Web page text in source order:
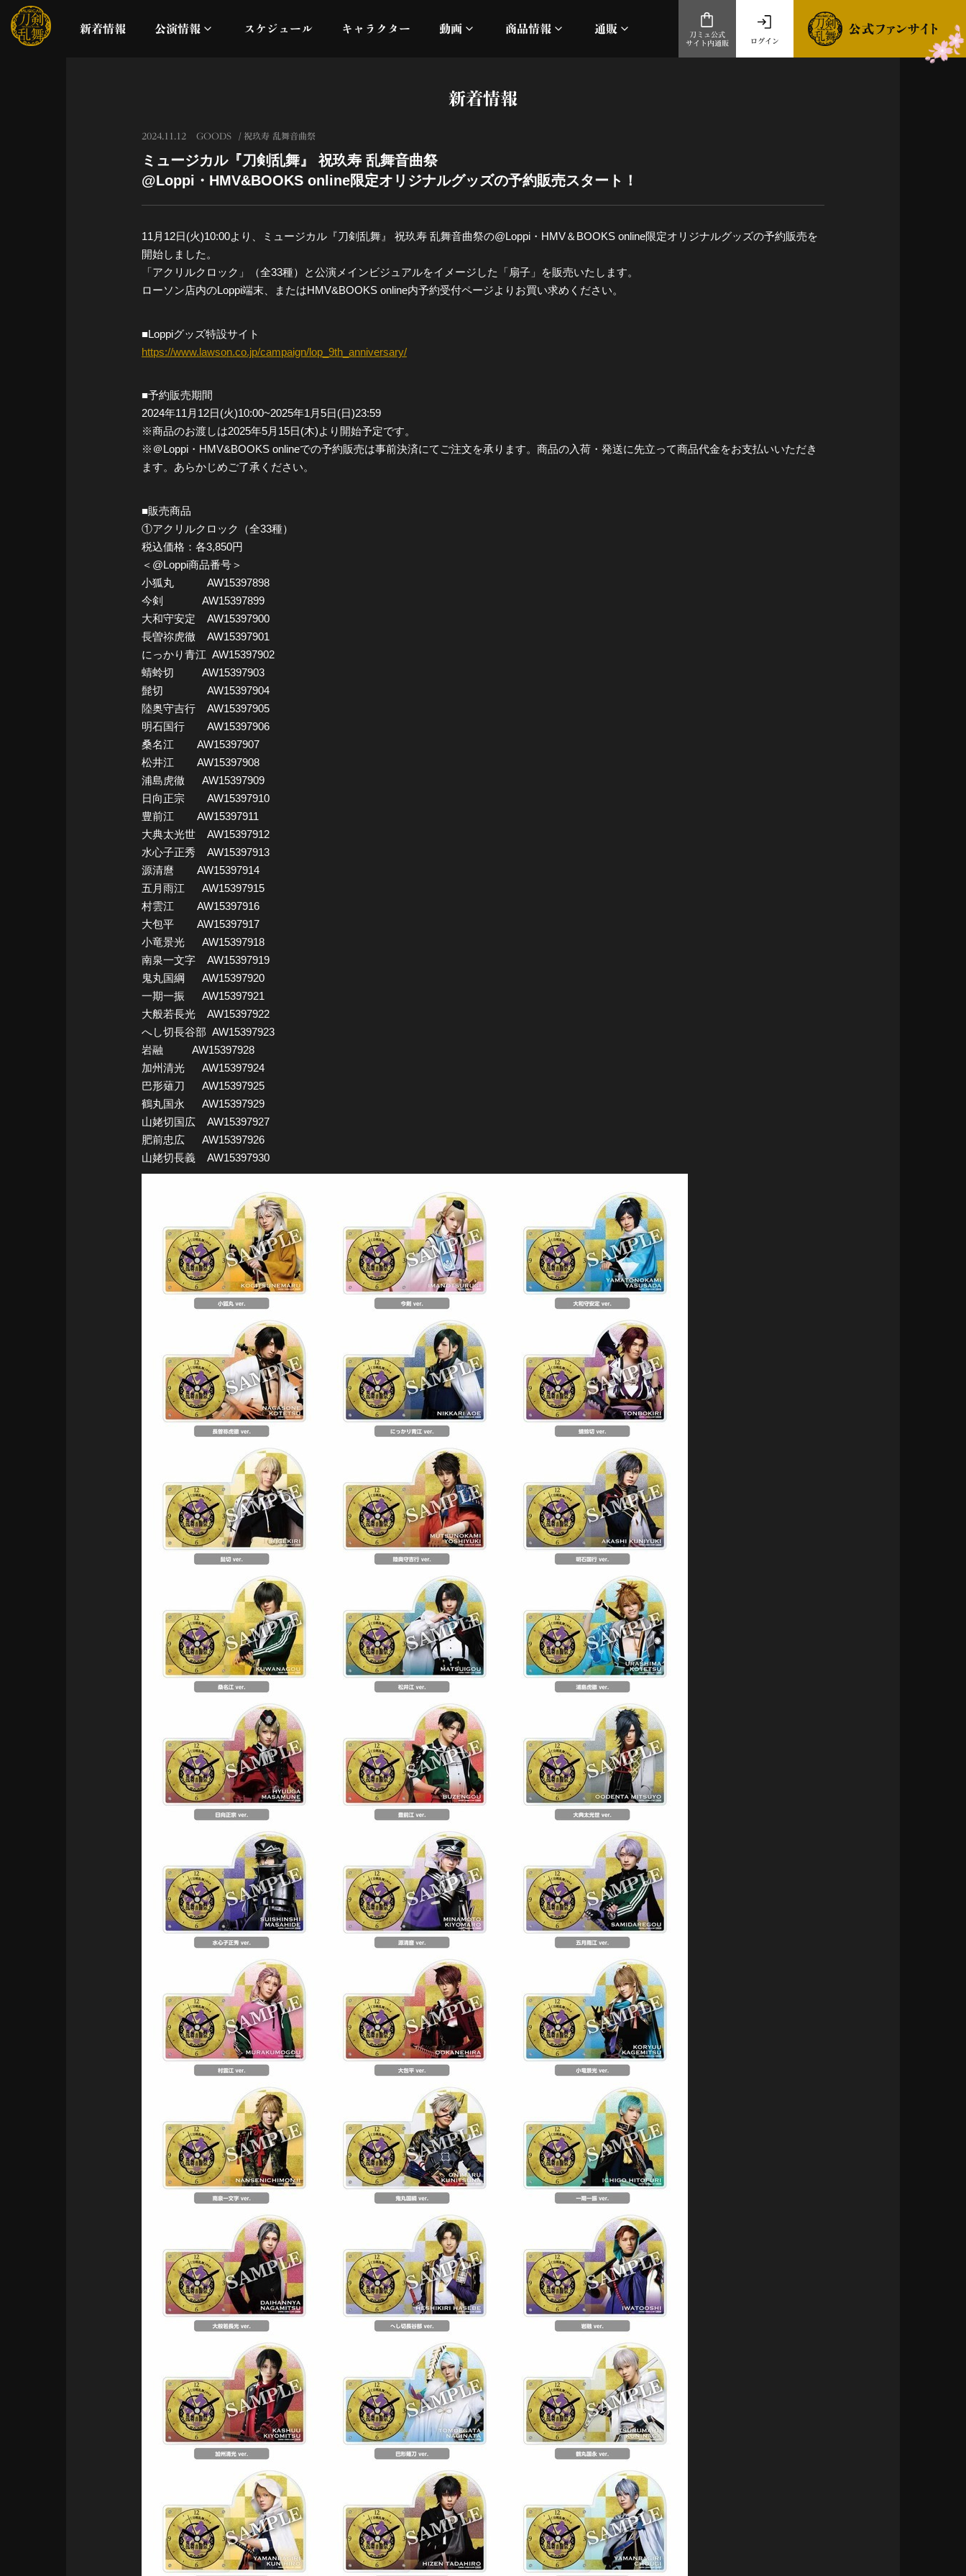
新着情報 公演情報
公演に関するお知らせ
スケジュール キャラクター 動画
オフィシャルムービー
商品情報
加州清光 単騎出陣 極
江 おん すていじ かうんとだうんぱーてぃー
通販
ネルケオンラインショップ
ログイン
刀ミュ公式
サイト内通販
新着情報
2024.11.12 GOODS 祝玖寿 乱舞音曲祭
ミュージカル『刀剣乱舞』 祝玖寿 乱舞音曲祭
@Loppi・HMV&BOOKS online限定オリジナルグッズの予約販売スタート！
11月12日(火)10:00より、ミュージカル『刀剣乱舞』 祝玖寿 乱舞音曲祭の@Loppi・HMV＆BOOKS online限定オリジナルグッズの予約販売を
開始しました。
「アクリルクロック」（全33種）と公演メインビジュアルをイメージした「扇子」を販売いたします。
ローソン店内のLoppi端末、またはHMV&BOOKS online内予約受付ページよりお買い求めください。
■Loppiグッズ特設サイト
https://www.lawson.co.jp/campaign/lop_9th_anniversary/
■予約販売期間
2024年11月12日(火)10:00~2025年1月5日(日)23:59
※商品のお渡しは2025年5月15日(木)より開始予定です。
※＠Loppi・HMV&BOOKS onlineでの予約販売は事前決済にてご注文を承ります。商品の入荷・発送に先立って商品代金をお支払いいただき
ます。あらかじめご了承ください。
■販売商品
①アクリルクロック（全33種）
税込価格：各3,850円
＜@Loppi商品番号＞
小狐丸 AW15397898
今剣 AW15397899
大和守安定 AW15397900
長曽祢虎徹 AW15397901
にっかり青江 AW15397902
蜻蛉切 AW15397903
髭切 AW15397904
陸奥守吉行 AW15397905
明石国行 AW15397906
桑名江 AW15397907
松井江 AW15397908
浦島虎徹 AW15397909
日向正宗 AW15397910
豊前江 AW15397911
大典太光世 AW15397912
水心子正秀 AW15397913
源清麿 AW15397914
五月雨江 AW15397915
村雲江 AW15397916
大包平 AW15397917
小竜景光 AW15397918
南泉一文字 AW15397919
鬼丸国綱 AW15397920
一期一振 AW15397921
大般若長光 AW15397922
へし切長谷部 AW15397923
岩融 AW15397928
加州清光 AW15397924
巴形薙刀 AW15397925
鶴丸国永 AW15397929
山姥切国広 AW15397927
肥前忠広 AW15397926
山姥切長義 AW15397930